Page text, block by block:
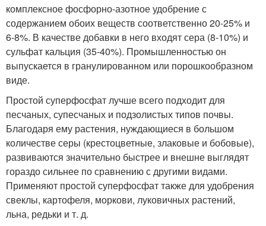
комплексное фосфорно-азотное удобрение с
содержанием обоих веществ соответственно 20-25% и
6-8%. В качестве добавки в него входят сера (8-10%) и
сульфат кальция (35-40%). Промышленностью он
выпускается в гранулированном или порошкообразном
виде.
Простой суперфосфат лучше всего подходит для
песчаных, супесчаных и подзолистых типов почвы.
Благодаря ему растения, нуждающиеся в большом
количестве серы (крестоцветные, злаковые и бобовые),
развиваются значительно быстрее и внешне выглядят
гораздо сильнее по сравнению с другими видами.
Применяют простой суперфосфат также для удобрения
свеклы, картофеля, моркови, луковичных растений,
льна, редьки и т. д.